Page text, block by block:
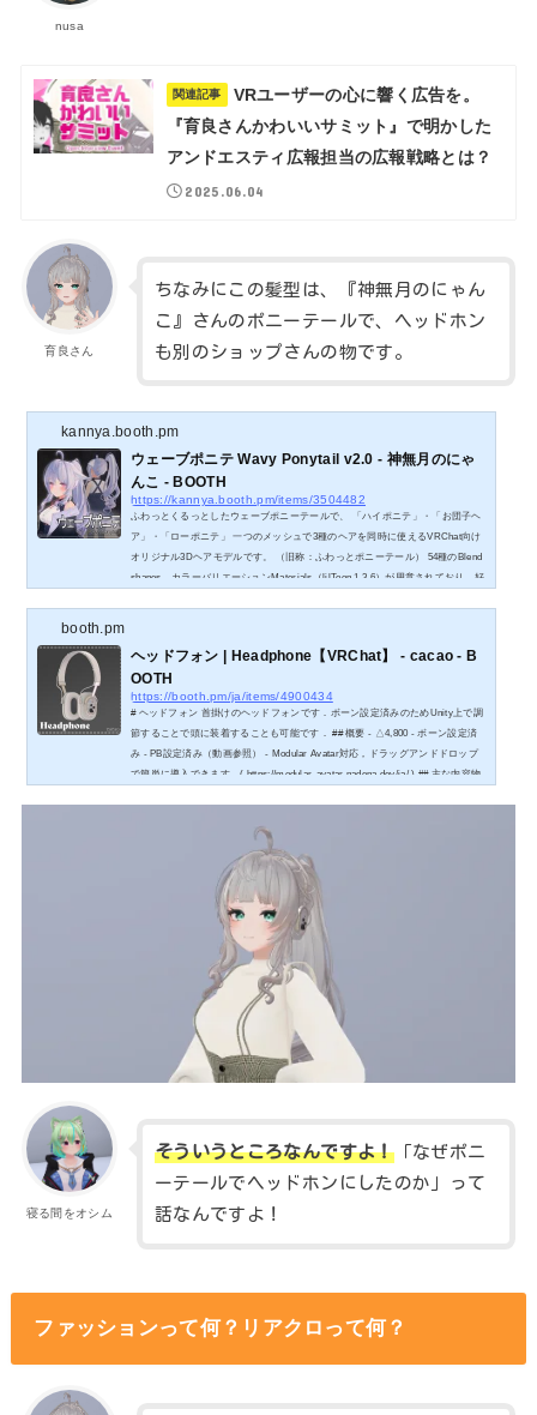
nusa
関連記事
VRユーザーの心に響く広告を。
『育良さんかわいいサミット』で明かした
アンドエスティ広報担当の広報戦略とは？
2025.06.04
育良さん
ちなみにこの髪型は、『神無月のにゃん
こ』さんのポニーテールで、ヘッドホン
も別のショップさんの物です。
kannya.booth.pm
ウェーブポニテ Wavy Ponytail v2.0 - 神無月のにゃ
んこ - BOOTH
https://kannya.booth.pm/items/3504482
ふわっとくるっとしたウェーブポニーテールで、 「ハイポニテ」・「お団子ヘ
ア」・「ローポニテ」 一つのメッシュで3種のヘアを同時に使えるVRChat向け
オリジナル3Dヘアモデルです。 （旧称：ふわっとポニーテール） 54種のBlend
shapes、カラーバリエーションMaterials（lilToon 1.3.6）が用意されており、好
booth.pm
ヘッドフォン | Headphone【VRChat】 - cacao - B
OOTH
https://booth.pm/ja/items/4900434
# ヘッドフォン 首掛けのヘッドフォンです．ボーン設定済みのためUnity上で調
節することで頭に装着することも可能です． ## 概要 - △4,800 - ボーン設定済
み - PB設定済み（動画参照） - Modular Avatar対応，ドラッグアンドドロップ
で簡単に導入できます．( https://modular-avatar.nadena.dev/ja/ ) ## 主な内容物
寝る間をオシム
そういうところなんですよ！「なぜポニ
ーテールでヘッドホンにしたのか」って
話なんですよ！
ファッションって何？リアクロって何？